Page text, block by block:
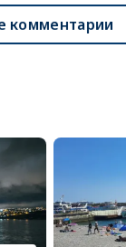
комментарии